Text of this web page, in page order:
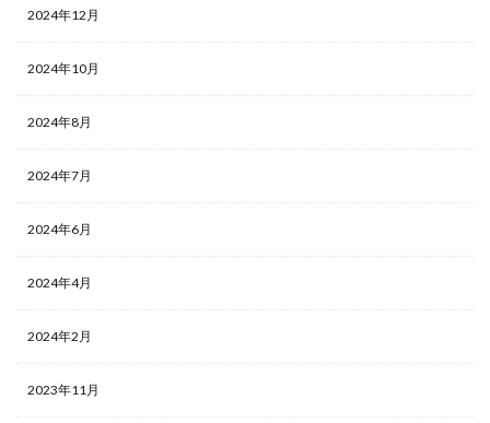
2024年12月
2024年10月
2024年8月
2024年7月
2024年6月
2024年4月
2024年2月
2023年11月